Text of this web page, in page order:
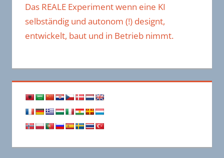
Das REALE Experiment wenn eine KI
selbständig und autonom (!) designt,
entwickelt, baut und in Betrieb nimmt.